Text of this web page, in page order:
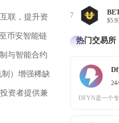
联，提升资
币安智能链
与智能合约
）增强稀缺
资者提供兼
7
热门交易所
24